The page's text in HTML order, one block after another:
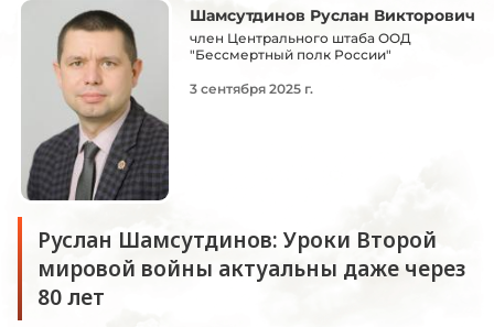
Руслан Шамсутдинов: Уроки Второй
мировой войны актуальны даже через
80 лет
Шамсутдинов Руслан Викторович
член Центрального штаба ООД
"Бессмертный полк России"
3 сентября 2025 г.